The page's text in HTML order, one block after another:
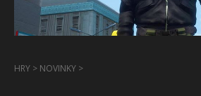
HRY > NOVINKY >